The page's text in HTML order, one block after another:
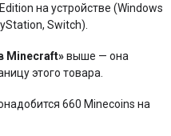
на устройстве (Windows
Switch).
Minecraft»выше — она
этого товара.
660 Minecoins на